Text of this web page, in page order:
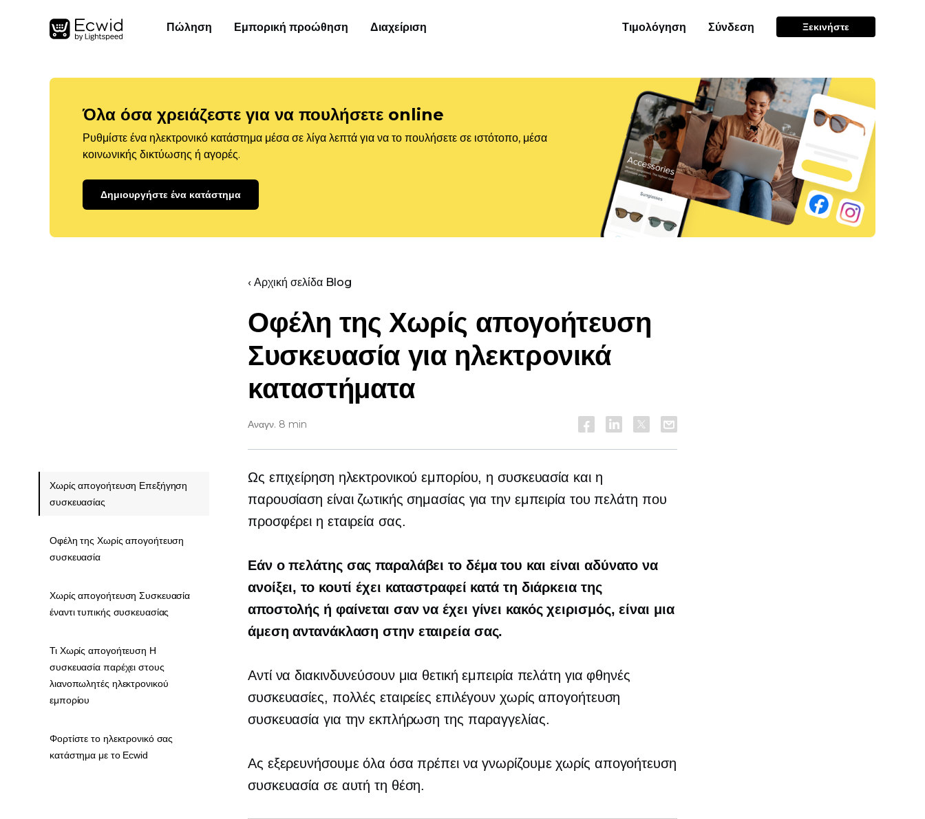
Πώληση Εμπορική προώθηση Διαχείριση Τιμολόγηση Σύνδεση Ξεκινήστε
Όλα όσα χρειάζεστε για να πουλήσετε online
Ρυθμίστε ένα ηλεκτρονικό κατάστημα μέσα σε λίγα λεπτά για να το πουλήσετε σε ιστότοπο, μέσα
κοινωνικής δικτύωσης ή αγορές.
Δημιουργήστε ένα κατάστημα
‹ Αρχική σελίδα Blog
Οφέλη τηςΧωρίς απογοήτευση
Συσκευασία για ηλεκτρονικά
καταστήματα
Αναγν. 8 min
Ως επιχείρηση ηλεκτρονικού εμπορίου, η συσκευασία και η
παρουσίαση είναι ζωτικής σημασίας για την εμπειρία του πελάτη που
προσφέρει η εταιρεία σας.
Εάν ο πελάτης σας παραλάβει το δέμα του και είναι αδύνατο να
ανοίξει, το κουτί έχει καταστραφεί κατά τη διάρκεια της
αποστολής ή φαίνεται σαν να έχει γίνει κακός χειρισμός, είναι μια
άμεση αντανάκλαση στην εταιρεία σας.
Αντί να διακινδυνεύσουν μια θετική εμπειρία πελάτη για φθηνές
συσκευασίες, πολλές εταιρείες επιλέγουν χωρίς απογοήτευση
συσκευασία για την εκπλήρωση της παραγγελίας.
Ας εξερευνήσουμε όλα όσα πρέπει να γνωρίζουμεχωρίς απογοήτευση
συσκευασία σε αυτή τη θέση.
Χωρίς απογοήτευση Επεξήγηση
συσκευασίας
Οφέλη της Χωρίς απογοήτευση
συσκευασία
Χωρίς απογοήτευση Συσκευασία
έναντι τυπικής συσκευασίας
Τι Χωρίς απογοήτευση Η
συσκευασία παρέχει στους
λιανοπωλητές ηλεκτρονικού
εμπορίου
Φορτίστε το ηλεκτρονικό σας
κατάστημα με το Ecwid